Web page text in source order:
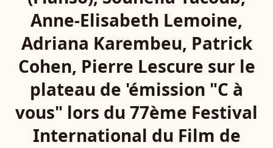
Anne-Elisabeth Lemoine,
Adriana Karembeu, Patrick
Cohen, Pierre Lescure sur le
plateau de 'émission "C à
vous" lors du 77ème Festival
International du Film de